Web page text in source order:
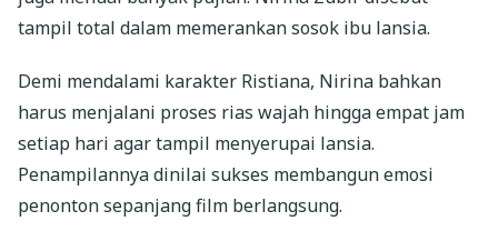
tampil total dalam memerankan sosok ibu lansia.
Demi mendalami karakter Ristiana, Nirina bahkan
harus menjalani proses rias wajah hingga empat jam
setiap hari agar tampil menyerupai lansia.
Penampilannya dinilai sukses membangun emosi
penonton sepanjang film berlangsung.